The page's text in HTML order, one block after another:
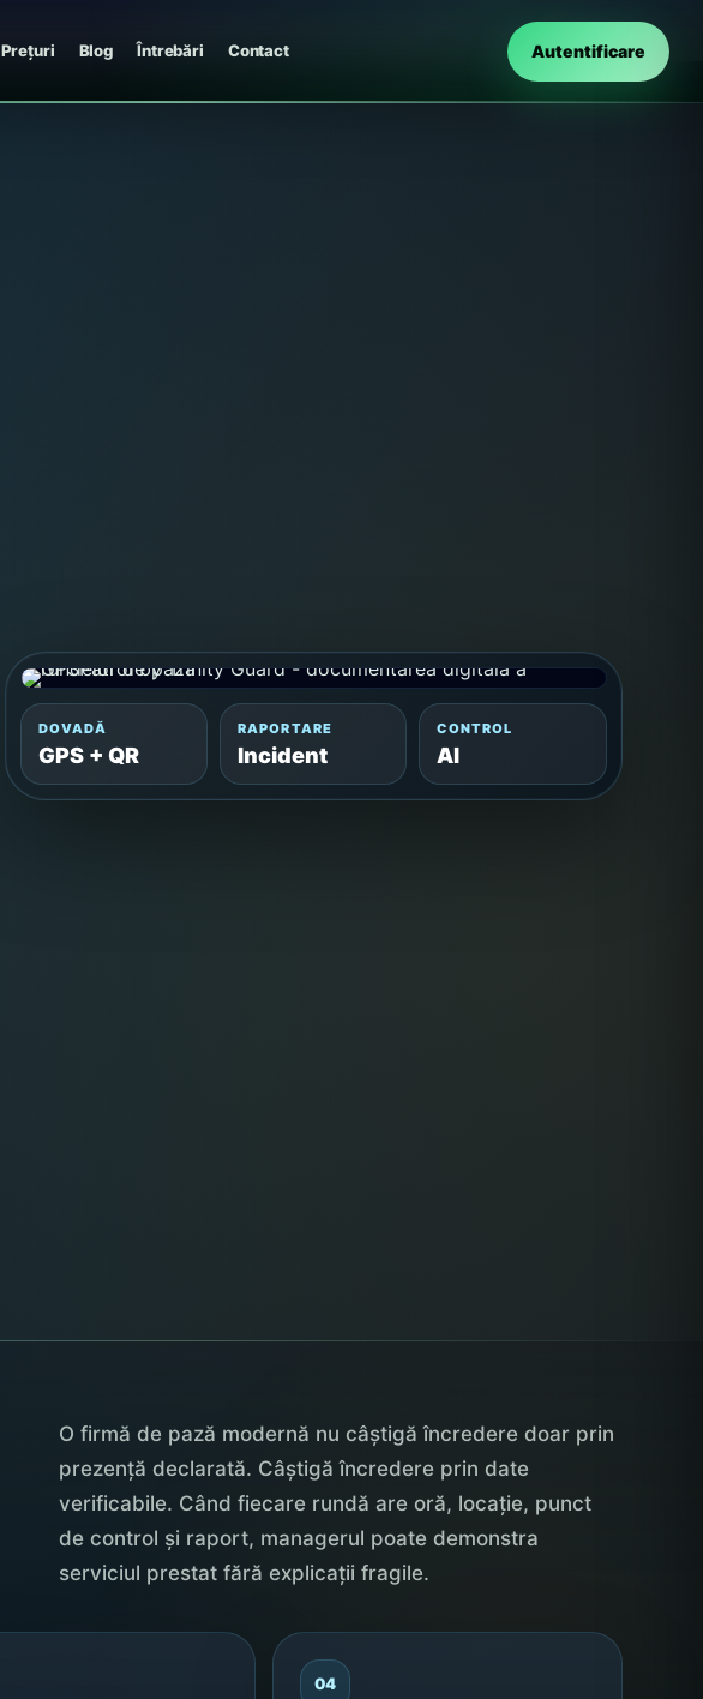
Prețuri Blog Întrebări Contact Autentificare
DOVADĂ
GPS + QR
RAPORTARE
Incident
CONTROL
AI
O firmă de pază modernă nu câștigă încredere doar prin
prezență declarată. Câștigă încredere prin date
verificabile. Când fiecare rundă are oră, locație, punct
de control și raport, managerul poate demonstra
serviciul prestat fără explicații fragile.
04